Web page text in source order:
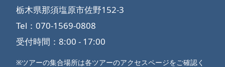
栃木県那須塩原市佐野152-3
Tel：070-1569-0808
受付時間：8:00 - 17:00
※ツアーの集合場所は各ツアーのアクセスページをご確認く